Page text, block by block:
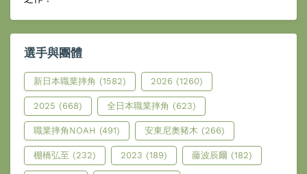
選手與團體
新日本職業摔角 (1582) 2026 (1260)
2025 (668) 全日本職業摔角 (623)
職業摔角NOAH (491) 安東尼奧豬木 (266)
棚橋弘至 (232) 2023 (189) 藤波辰爾 (182)